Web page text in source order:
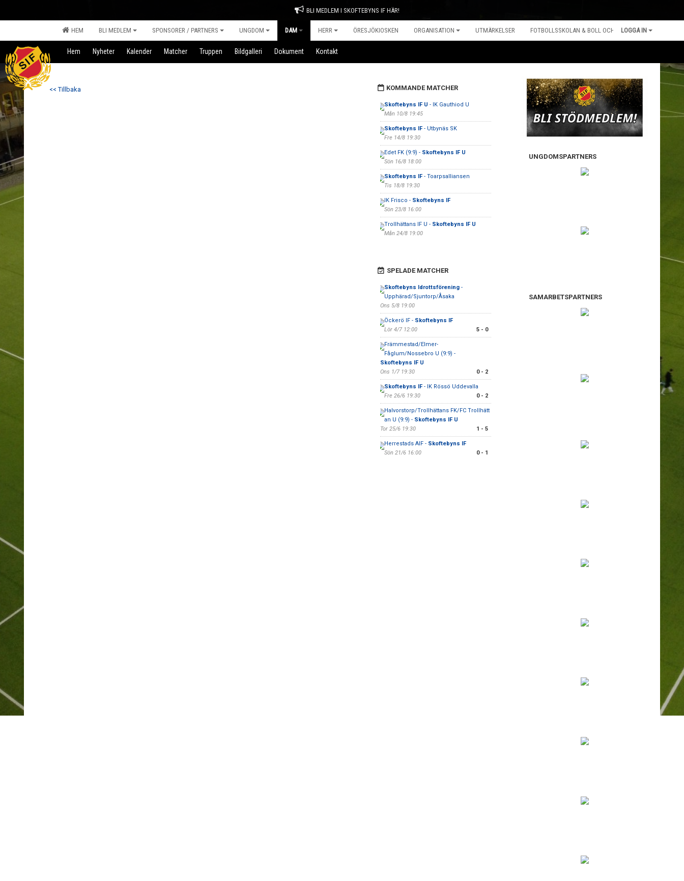
BLI MEDLEM I SKOFTEBYNS IF HÄR!
HEM BLI MEDLEM SPONSORER / PARTNERS UNGDOM DAM HERR ÖRESJÖKIOSKEN ORGANISATION UTMÄRKELSER FOTBOLLSSKOLAN & BOLL OCH LEKLOGGA IN
Hem Nyheter Kalender Matcher Truppen Bildgalleri Dokument Kontakt
<< Tillbaka KOMMANDE MATCHER
Skoftebyns IF U - IK Gauthiod U
Mån 10/8 19:45
Skoftebyns IF- Utbynäs SK
Fre 14/8 19:30
Edet FK (9:9) - Skoftebyns IF U
Sön 16/8 18:00
Skoftebyns IF- Toarpsalliansen
Tis 18/8 19:30
IK Frisco - Skoftebyns IF
Sön 23/8 16:00
Trollhättans IF U - Skoftebyns IF U
Mån 24/8 19:00
SPELADE MATCHER
Skoftebyns Idrottsförening-
Upphärad/Sjuntorp/Åsaka
Ons 5/8 19:00
Öckerö IF - Skoftebyns IF
Lör 4/7 12:00
5 - 0
Främmestad/Elmer-
Fåglum/Nossebro U (9:9) -
Skoftebyns IF U
Ons 1/7 19:30
0 - 2
Skoftebyns IF- IK Rössö Uddevalla
Fre 26/6 19:30
0 - 2
Halvorstorp/Trollhättans FK/FC Trollhätt
an U (9:9) - Skoftebyns IF U
Tor 25/6 19:30
1 - 5
Herrestads AIF - Skoftebyns IF
Sön 21/6 16:00
0 - 1
UNGDOMSPARTNERS
SAMARBETSPARTNERS